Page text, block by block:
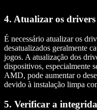
4. Atualizar os
É necessário atualizar os
desatualizados geralmente
jogos. A atualização dos
dispositivos, especialmente
AMD, pode aumentar o
devido à instalação limpa
5. Verificar a